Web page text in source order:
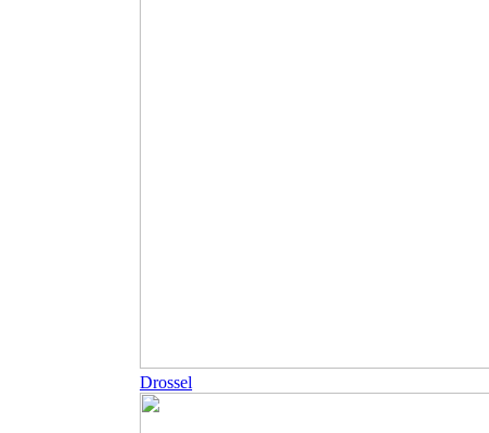
Drossel